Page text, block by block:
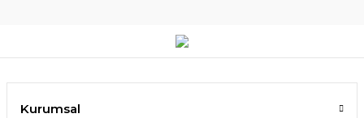
Kurumsal